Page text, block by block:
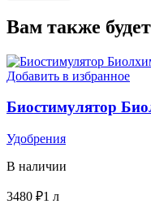
Вам также
Добавить в избранное
Биостимулятор
Удобрения
В наличии
3480 ₽1 л